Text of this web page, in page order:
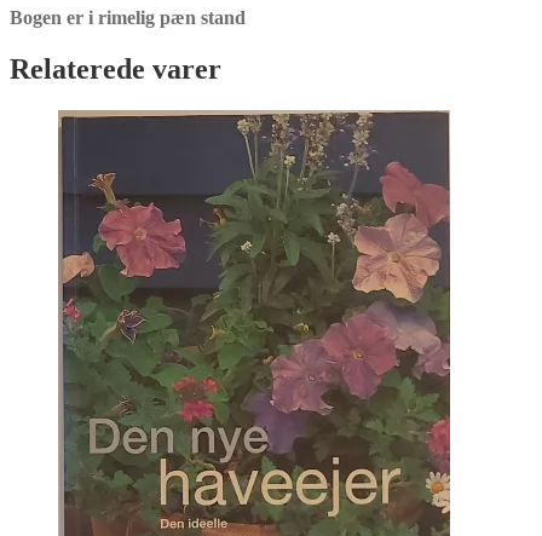
Bogen er i rimelig pæn stand
Relaterede varer